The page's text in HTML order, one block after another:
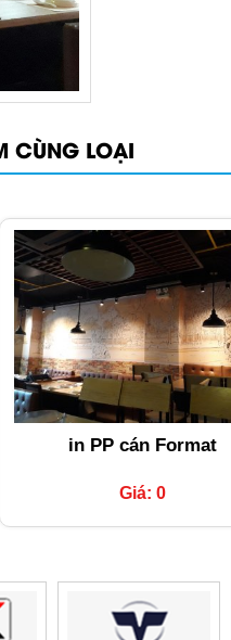
CÙNG LOẠI
in PP cán Format
Giá: 0